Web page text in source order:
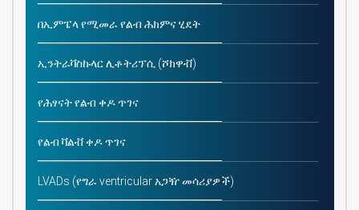
በኢምፔላ የሚመራ የልብ ሕክምና ሂደት
ኢንትራቫስኩላር ሊቶትሪፕሲ (ሾክዋቭ)
የሕፃናት የልብ ቀዶ ጥገና
የልብ ቫልቭ ቀዶ ጥገና
LVADs (የግራ ventricular አጋዥ መሳሪያዎች)